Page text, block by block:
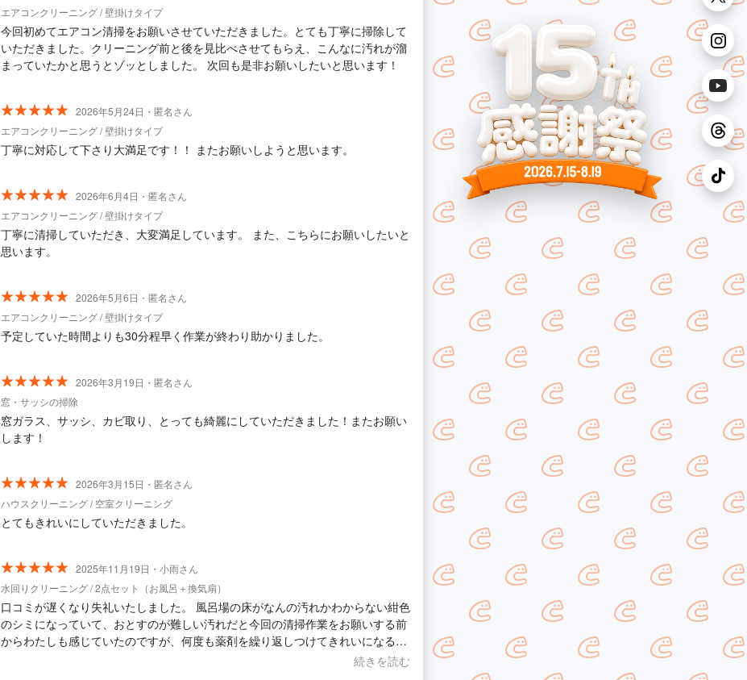
エアコンクリーニング / 壁掛けタイプ
今回初めてエアコン清掃をお願いさせていただきました。とても丁寧に掃除して
いただきました。クリーニング前と後を見比べさせてもらえ、こんなに汚れが溜
まっていたかと思うとゾッとしました。 次回も是非お願いしたいと思います！
2026年5月24日・匿名さん
エアコンクリーニング / 壁掛けタイプ
丁寧に対応して下さり大満足です！！ またお願いしようと思います。
2026年6月4日・匿名さん
エアコンクリーニング / 壁掛けタイプ
丁寧に清掃していただき、大変満足しています。 また、こちらにお願いしたいと
思います。
2026年5月6日・匿名さん
エアコンクリーニング / 壁掛けタイプ
予定していた時間よりも30分程早く作業が終わり助かりました。
2026年3月19日・匿名さん
窓・サッシの掃除
窓ガラス、サッシ、カビ取り、とっても綺麗にしていただきました！またお願い
します！
2026年3月15日・匿名さん
ハウスクリーニング / 空室クリーニング
とてもきれいにしていただきました。
2025年11月19日・小雨さん
水回りクリーニング / 2点セット（お風呂＋換気扇）
口コミが遅くなり失礼いたしました。 風呂場の床がなんの汚れかわからない紺色
のシミになっていて、おとすのが難しい汚れだと今回の清掃作業をお願いする前
からわたしも感じていたのですが、何度も薬剤を繰り返しつけてきれいになるま
で作業してくださいました。 他の黒カビや積年の汚れなども落としていただけ、
続きを読む